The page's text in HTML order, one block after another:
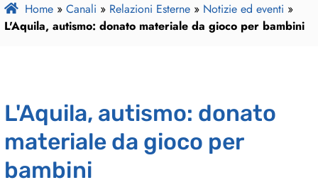
Home » Canali » Relazioni Esterne » Notizie ed eventi »
L'Aquila, autismo: donato materiale da gioco per bambini
L'Aquila, autismo: donato
materiale da gioco per
bambini